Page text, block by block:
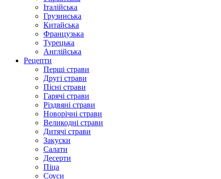
Італійська
Грузинська
Китайська
Французька
Турецька
Англійська
Рецепти
Перші страви
Другі страви
Пісні страви
Гарячі страви
Різдвяні страви
Новорічні страви
Великодні страви
Дитячі страви
Закуски
Салати
Десерти
Піца
Соуси